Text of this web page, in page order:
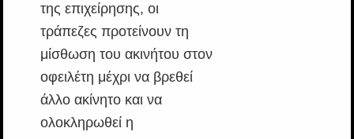
της επιχείρησης, οι
τράπεζες προτείνουν τη
μίσθωση του ακινήτου στον
οφειλέτη μέχρι να βρεθεί
άλλο ακίνητο και να
ολοκληρωθεί η